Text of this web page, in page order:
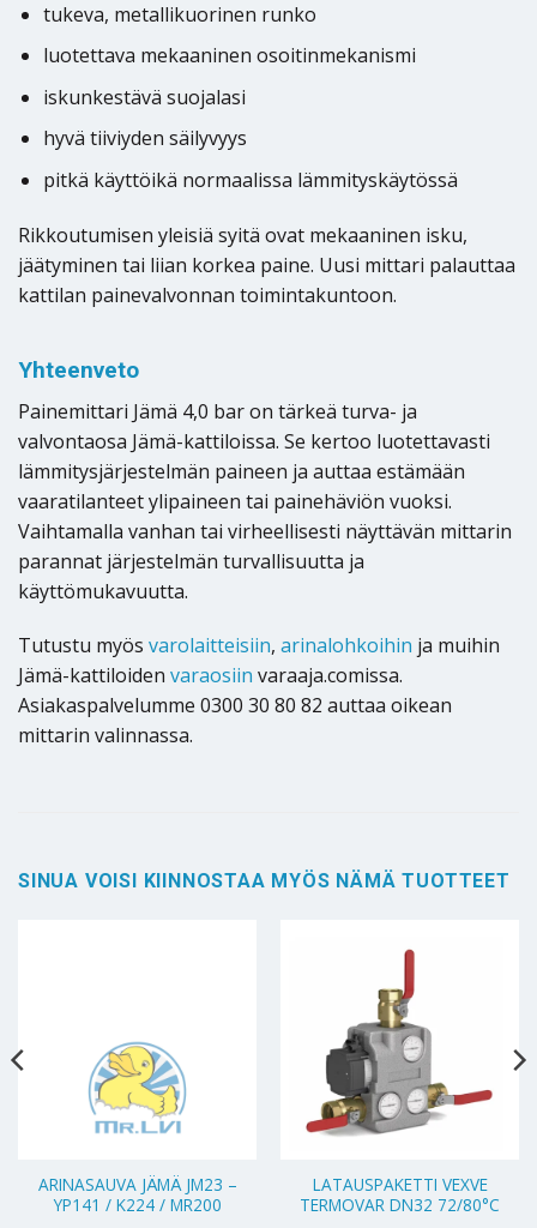
tukeva, metallikuorinen runko
luotettava mekaaninen osoitinmekanismi
iskunkestävä suojalasi
hyvä tiiviyden säilyvyys
pitkä käyttöikä normaalissa lämmityskäytössä
Rikkoutumisen yleisiä syitä ovat mekaaninen isku,
jäätyminen tai liian korkea paine. Uusi mittari palauttaa
kattilan painevalvonnan toimintakuntoon.
Yhteenveto
Painemittari Jämä 4,0 bar on tärkeä turva- ja
valvontaosa Jämä-kattiloissa. Se kertoo luotettavasti
lämmitysjärjestelmän paineen ja auttaa estämään
vaaratilanteet ylipaineen tai painehäviön vuoksi.
Vaihtamalla vanhan tai virheellisesti näyttävän mittarin
parannat järjestelmän turvallisuutta ja
käyttömukavuutta.
Tutustu myös varolaitteisiin, arinalohkoihin ja muihin
Jämä-kattiloiden varaosiin varaaja.comissa.
Asiakaspalvelumme 0300 30 80 82 auttaa oikean
mittarin valinnassa.
SINUA VOISI KIINNOSTAA MYÖS NÄMÄ TUOTTEET
ARINASAUVA JÄMÄ JM23 –
YP141 / K224 / MR200
LATAUSPAKETTI VEXVE
TERMOVAR DN32 72/80°C